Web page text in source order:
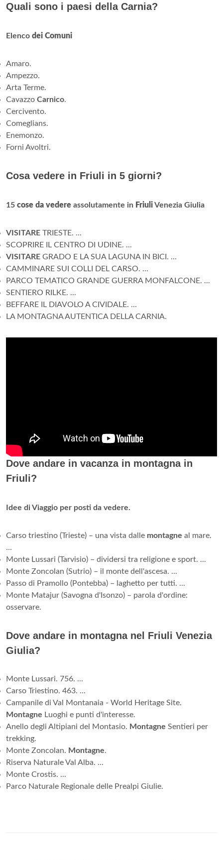
Quali sono i paesi della Carnia?
Elenco dei Comuni
Amaro.
Ampezzo.
Arta Terme.
Cavazzo Carnico.
Cercivento.
Comeglians.
Enemonzo.
Forni Avoltri.
Cosa vedere in Friuli in 5 giorni?
15 cose da vedere assolutamente in FriuliVenezia Giulia
VISITARE TRIESTE. ...
SCOPRIRE IL CENTRO DI UDINE. ...
VISITARE GRADO E LA SUA LAGUNA IN BICI. ...
CAMMINARE SUI COLLI DEL CARSO. ...
PARCO TEMATICO GRANDE GUERRA MONFALCONE. ...
SENTIERO RILKE. ...
BEFFARE IL DIAVOLO A CIVIDALE. ...
LA MONTAGNA AUTENTICA DELLA CARNIA.
Dove andare in vacanza in montagna in
Friuli?
Idee di Viaggio per posti da vedere.
Carso triestino (Trieste) – una vista dalle montagne al mare.
...
Monte Lussari (Tarvisio) – dividersi tra religione e sport. ...
Monte Zoncolan (Sutrio) – il monte dell'ascesa. ...
Passo di Pramollo (Pontebba) – laghetto per tutti. ...
Monte Matajur (Savogna d'Isonzo) – parola d'ordine:
osservare.
Dove andare in montagna nel Friuli Venezia
Giulia?
Monte Lussari. 756. ...
Carso Triestino. 463. ...
Campanile di Val Montanaia - World Heritage Site.
Montagne Luoghi e punti d'interesse.
Anello degli Altipiani del Montasio. Montagne Sentieri per
trekking.
Monte Zoncolan. Montagne.
Riserva Naturale Val Alba. ...
Monte Crostis. ...
Parco Naturale Regionale delle Prealpi Giulie.